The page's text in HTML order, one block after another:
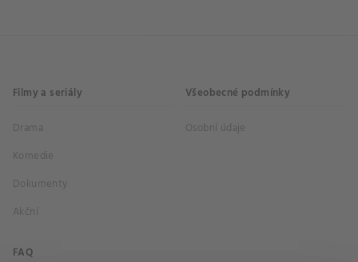
Filmy a seriály
Drama
Komedie
Dokumenty
Akční
Všeobecné podmínky
Osobní údaje
FAQ